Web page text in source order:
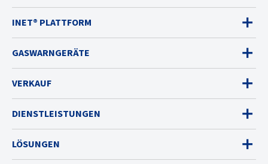
INET® PLATTFORM
GASWARNGERÄTE
VERKAUF
DIENSTLEISTUNGEN
LÖSUNGEN